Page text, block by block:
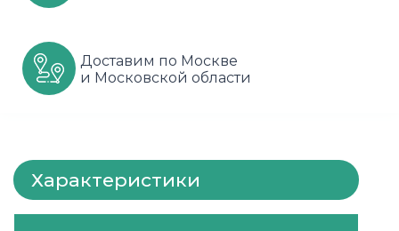
Шелковица
Сортовые
Спрей
Шрабы
Доставим по Москве
и Московской области
Характеристики